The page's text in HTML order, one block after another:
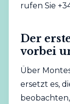
rufen Sie
Der
vorbei
Über
ersetzt es,